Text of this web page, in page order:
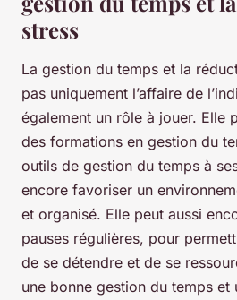
stress
La gestion du temps et la
pas uniquement l’affaire de
également un rôle à jouer. Elle
des formations en gestion du
outils de gestion du temps à
encore favoriser un
et organisé. Elle peut aussi
pauses régulières, pour
de se détendre et de se
une bonne gestion du temps et